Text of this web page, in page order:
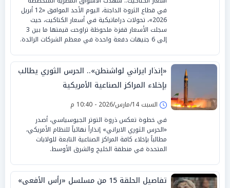
في قطاع الثروة الداجنة، اليوم الأحد الموافق «12 أبريل
2026»، تحولات دراماتيكية في أسعار الكتاكيت، حيث
سجلت الأسعار قفزة ملحوظة تراوحت قيمتها ما بين 3
إلى 6 جنيهات دفعة واحدة في معظم الشركات الرائدة.
«إنذار ايراني لواشنطن».. الحرس الثوري يطالب
بإخلاء المراكز الصناعية الأمريكية
السبت 14/مارس/2026 - 10:40 م
في خطوة تعكس ذروة التوتر الجيوسياسي، أصدر
«الحرس الثوري الايراني» إنذاراً نهائياً للنظام الأمريكي،
مطالباً بإخلاء كافة المراكز الصناعية التابعة للولايات
المتحدة في منطقة الخليج والشرق الأوسط.
تفاصيل الحلقة 15 من مسلسل «رأس الأفعى»